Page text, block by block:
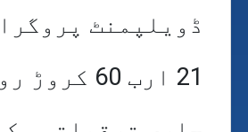
ڈویلپمنٹ
21 ارب 60